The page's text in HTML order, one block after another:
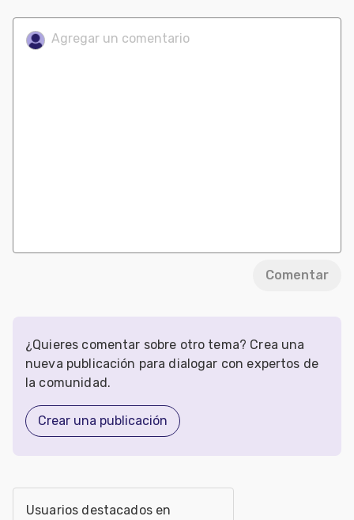
Comentar
¿Quieres comentar sobre otro tema? Crea una
nueva publicación para dialogar con expertos de
la comunidad.
Crear una publicación
Usuarios destacados en